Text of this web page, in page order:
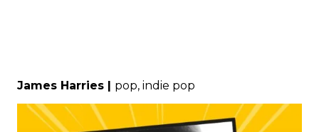
James Harries | pop, indie pop